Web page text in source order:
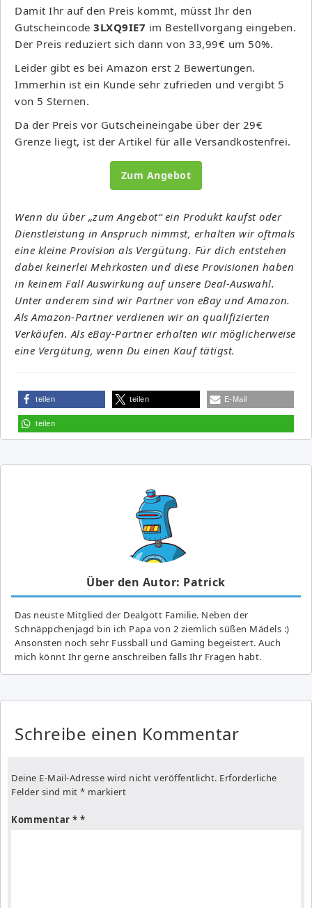
Damit Ihr auf den Preis kommt, müsst Ihr den
Gutscheincode 3LXQ9IE7 im Bestellvorgang eingeben.
Der Preis reduziert sich dann von 33,99€ um 50%.
Leider gibt es bei Amazon erst 2 Bewertungen.
Immerhin ist ein Kunde sehr zufrieden und vergibt 5
von 5 Sternen.
Da der Preis vor Gutscheineingabe über der 29€
Grenze liegt, ist der Artikel für alle Versandkostenfrei.
Zum Angebot
Wenn du über „zum Angebot“ ein Produkt kaufst oder
Dienstleistung in Anspruch nimmst, erhalten wir oftmals
eine kleine Provision als Vergütung. Für dich entstehen
dabei keinerlei Mehrkosten und diese Provisionen haben
in keinem Fall Auswirkung auf unsere Deal-Auswahl.
Unter anderem sind wir Partner von eBay und Amazon.
Als Amazon-Partner verdienen wir an qualifizierten
Verkäufen. Als eBay-Partner erhalten wir möglicherweise
eine Vergütung, wenn Du einen Kauf tätigst.
teilen teilen E-Mail
teilen
Über den Autor: Patrick
Das neuste Mitglied der Dealgott Familie. Neben der
Schnäppchenjagd bin ich Papa von 2 ziemlich süßen Mädels :)
Ansonsten noch sehr Fussball und Gaming begeistert. Auch
mich könnt Ihr gerne anschreiben falls Ihr Fragen habt.
Schreibe einen Kommentar
Deine E-Mail-Adresse wird nicht veröffentlicht. Erforderliche
Felder sind mit * markiert
Kommentar *